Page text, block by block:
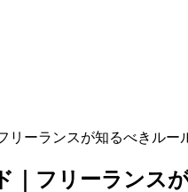
リーランスが知るべきルー
｜フリーランス